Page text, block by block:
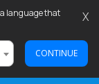
language that
CONTINUE
X